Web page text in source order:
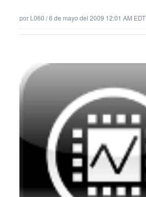
por L060 /6 de mayo del 2009 12:01 AM EDT